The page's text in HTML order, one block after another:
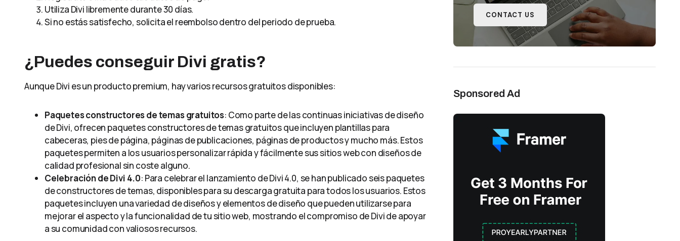
Utiliza Divi libremente durante 30 días.
Si no estás satisfecho, solicita el reembolso dentro del periodo de prueba.
¿Puedes conseguir Divi gratis?
Aunque Divi es un producto premium, hay varios recursos gratuitos disponibles:
Paquetes constructores de temas gratuitos: Como parte de las continuas iniciativas de diseño
de Divi, ofrecen paquetes constructores de temas gratuitos que incluyen plantillas para
cabeceras, pies de página, páginas de publicaciones, páginas de productos y mucho más. Estos
paquetes permiten a los usuarios personalizar rápida y fácilmente sus sitios web con diseños de
calidad profesional sin coste alguno.
Celebración de Divi 4.0: Para celebrar el lanzamiento de Divi 4.0, se han publicado seis paquetes
de constructores de temas, disponibles para su descarga gratuita para todos los usuarios. Estos
paquetes incluyen una variedad de diseños y elementos de diseño que pueden utilizarse para
mejorar el aspecto y la funcionalidad de tu sitio web, mostrando el compromiso de Divi de apoyar
a su comunidad con valiosos recursos.
CONTACT US
Sponsored Ad